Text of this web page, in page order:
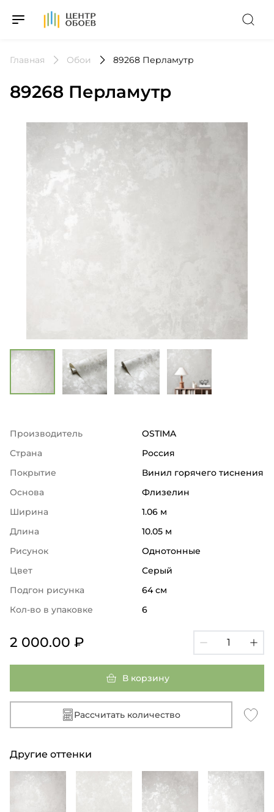
На Главную
Главная Обои 89268 Перламутр
89268 Перламутр
Производитель
OSTIMA
Страна
Россия
Покрытие
Винил горячего тиснения
Основа
Флизелин
Ширина
1.06 м
Длина
10.05 м
Рисунок
Однотонные
Цвет
Серый
Подгон рисунка
64 см
Кол-во в упаковке
6
2 000.00 ₽
В корзину
Рассчитать количество
Другие оттенки